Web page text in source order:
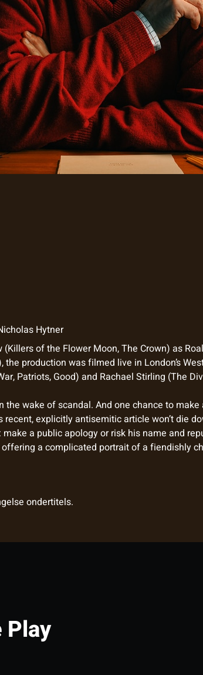
Hytner
of the Flower Moon, The Crown) as
production was filmed live in London’s
Patriots, Good) and Rachael Stirling (The
wake of scandal. And one chance to
explicitly antisemitic article won’t die
a public apology or risk his name and
a complicated portrait of a fiendishly
ondertitels.
Play